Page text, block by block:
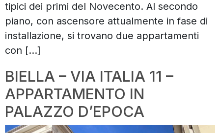
tipici dei primi del Novecento. Al secondo
piano, con ascensore attualmente in fase di
installazione, si trovano due appartamenti
con […]
BIELLA – VIA ITALIA 11 –
APPARTAMENTO IN
PALAZZO D’EPOCA